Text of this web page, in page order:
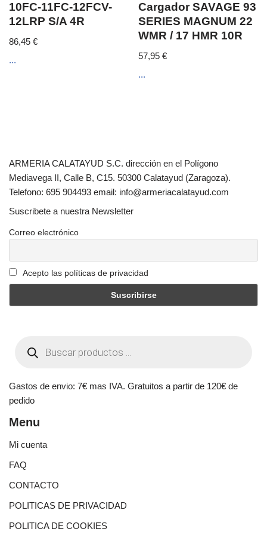
10FC-11FC-12FCV-
12LRP S/A 4R
86,45 €
...
Cargador SAVAGE 93
SERIES MAGNUM 22
WMR / 17 HMR 10R
57,95€
...
ARMERIA CALATAYUD S.C. dirección en el Polígono
Mediavega II, Calle B, C15. 50300 Calatayud (Zaragoza).
Telefono: 695 904493 email: info@armeriacalatayud.com
Suscribete a nuestra Newsletter
Correo electrónico
Acepto las políticas de privacidad
Gastos de envio: 7€ mas IVA. Gratuitos a partir de 120€ de
pedido
Menu
Mi cuenta
FAQ
CONTACTO
POLITICAS DE PRIVACIDAD
POLITICA DE COOKIES